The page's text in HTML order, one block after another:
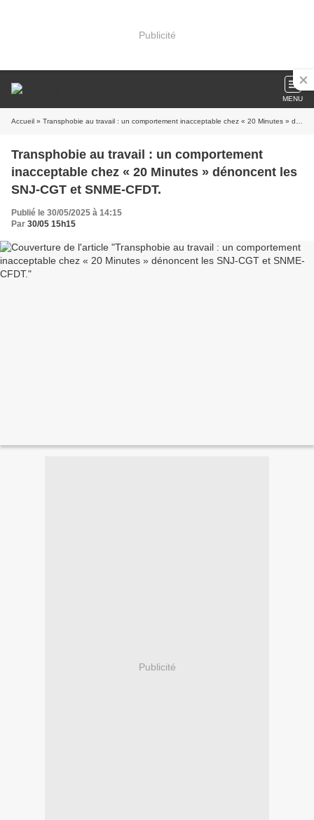
Publicité
MENU
Accueil » Transphobie au travail : un comportement inacceptable chez « 20 Minutes » dénoncent les SNJ-CGT et SNME-CFDT.
Transphobie au travail : un comportement
inacceptable chez « 20 Minutes » dénoncent les
SNJ-CGT et SNME-CFDT.
Publié le 30/05/2025 à 14:15
Par 30/05 15h15
Publicité